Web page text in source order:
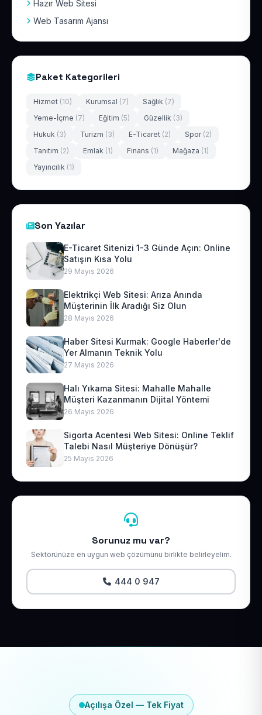
Hazır Web Sitesi
Web Tasarım Ajansı
Paket Kategorileri
Hizmet (10) Kurumsal (7) Sağlık (7)
Yeme-İçme (7) Eğitim (5) Güzellik (3)
Hukuk (3) Turizm (3) E-Ticaret (2) Spor (2)
Tanıtım (2) Emlak (1) Finans (1) Mağaza (1)
Yayıncılık (1)
Son Yazılar
E-Ticaret Sitenizi 1-3 Günde Açın: Online
Satışın Kısa Yolu
29 Mayıs 2026
Elektrikçi Web Sitesi: Arıza Anında
Müşterinin İlk Aradığı Siz Olun
28 Mayıs 2026
Haber Sitesi Kurmak: Google Haberler'de
Yer Almanın Teknik Yolu
27 Mayıs 2026
Halı Yıkama Sitesi: Mahalle Mahalle
Müşteri Kazanmanın Dijital Yöntemi
26 Mayıs 2026
Sigorta Acentesi Web Sitesi: Online Teklif
Talebi Nasıl Müşteriye Dönüşür?
25 Mayıs 2026
Sorunuz mu var?
Sektörünüze en uygun web çözümünü birlikte belirleyelim.
444 0 947
Açılışa Özel — Tek Fiyat